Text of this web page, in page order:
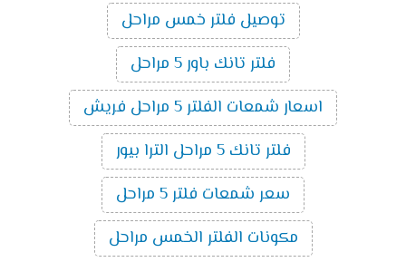
توصيل فلتر خمس مراحل
فلتر تانك باور 5 مراحل
اسعار شمعات الفلتر 5 مراحل فريش
فلتر تانك 5 مراحل الترا بيور
سعر شمعات فلتر 5 مراحل
مكونات الفلتر الخمس مراحل